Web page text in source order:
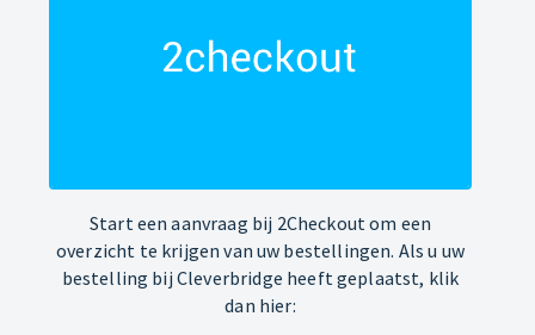
Start een aanvraag bij 2Checkout om een
overzicht te krijgen van uw bestellingen. Als u uw
bestelling bij Cleverbridge heeft geplaatst, klik
dan hier: